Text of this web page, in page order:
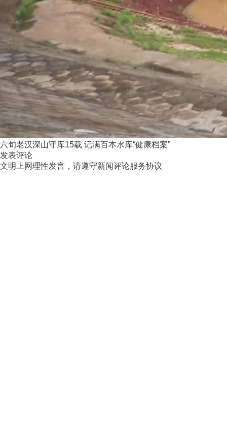
六旬老汉深山守库15载 记满百本水库“健康档案”
发表评论
文明上网理性发言，请遵守新闻评论服务协议